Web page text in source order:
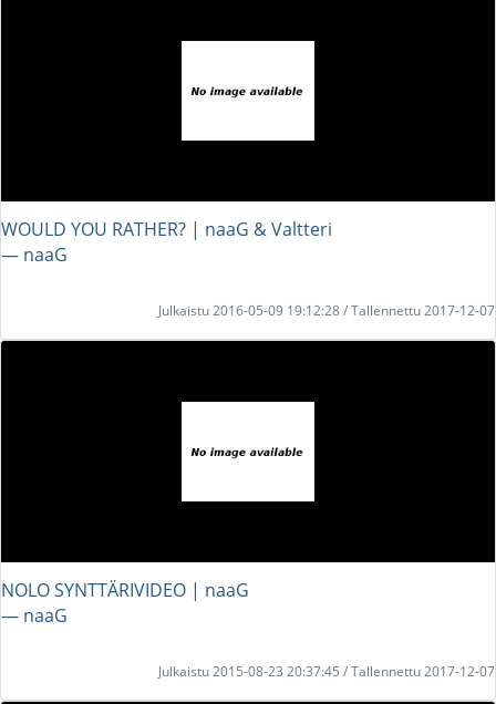
WOULD YOU RATHER? | naaG & Valtteri
― naaG
Julkaistu 2016-05-09 19:12:28 / Tallennettu 2017-12-07
NOLO SYNTTÄRIVIDEO | naaG
― naaG
Julkaistu 2015-08-23 20:37:45 / Tallennettu 2017-12-07